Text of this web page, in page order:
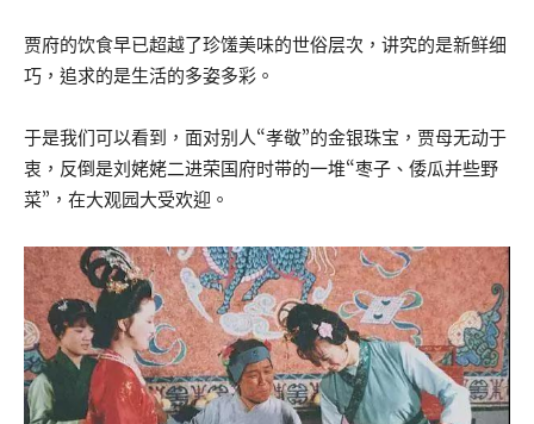
贾府的饮食早已超越了珍馐美味的世俗层次，讲究的是新鲜细
巧，追求的是生活的多姿多彩。
于是我们可以看到，面对别人“孝敬”的金银珠宝，贾母无动于
衷，反倒是刘姥姥二进荣国府时带的一堆“枣子、倭瓜并些野
菜”，在大观园大受欢迎。